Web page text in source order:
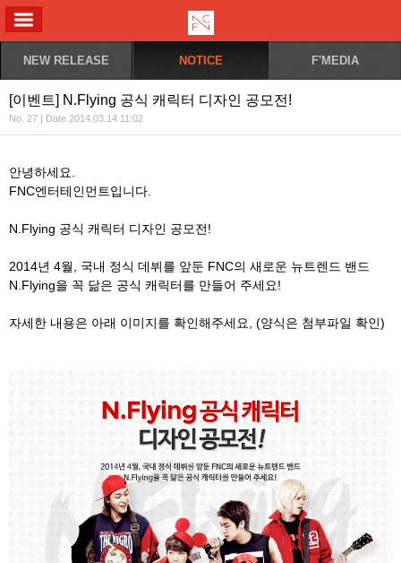
NEW RELEASE NOTICE F'MEDIA
[이벤트] N.Flying 공식 캐릭터 디자인 공모전!
No. 27 | Date 2014.03.14 11:02
안녕하세요.
FNC엔터테인먼트입니다.
N.Flying 공식 캐릭터 디자인 공모전!
2014년 4월, 국내 정식 데뷔를 앞둔 FNC의 새로운 뉴트렌드 밴드
N.Flying을 꼭 닮은 공식 캐릭터를 만들어 주세요!
자세한 내용은 아래 이미지를 확인해주세요, (양식은 첨부파일 확인)